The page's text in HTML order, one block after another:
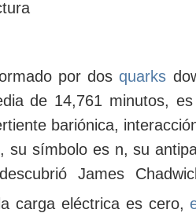
por dosquarks
de 14,761 minutos,
bariónica,
su símbolo es n, su
James
carga eléctrica es cero,